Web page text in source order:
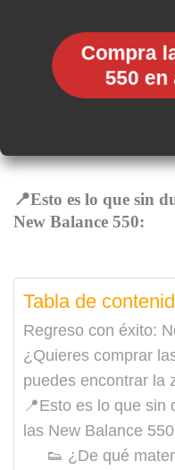
Compra
550 en
📍Esto es lo que sin
New Balance 550:
Tabla de
Regreso con éxito:
¿Quieres comprar
puedes encontrar la
📍Esto es lo que sin
las New Balance
👟 ¿De qué